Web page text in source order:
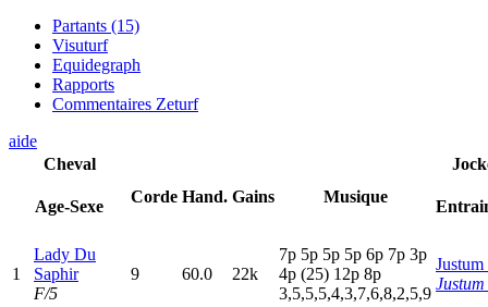
Partants (15)
Visuturf
Equidegraph
Rapports
Commentaires Zeturf
aide
Cheval
Age-Sexe
Corde Hand. Gains Musique
1
Lady Du
Saphir
F/5
9 60.0 22k
7p 5p 5p 5p 6p 7p 3p
4p (25) 12p 8p
3,5,5,5,4,3,7,6,8,2,5,9